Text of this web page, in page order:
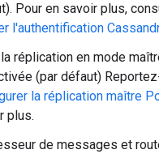
Pour en savoir plus,
l'authentification
réplication en mode
(par défaut)
la réplication maître
plus.
de messages et